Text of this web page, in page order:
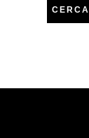
CERCA